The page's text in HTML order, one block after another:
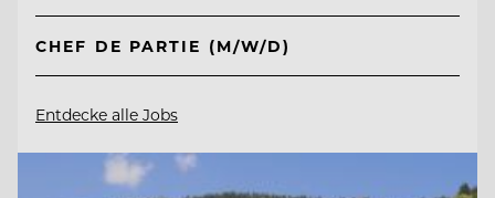
CHEF DE PARTIE (M/W/D)
Entdecke alle Jobs